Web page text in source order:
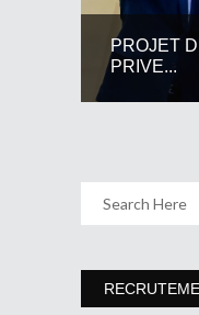
PROJET
PRIVE...